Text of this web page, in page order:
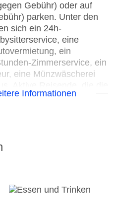
Gebühr) oder auf
parken. Unter den
sich ein 24h-
eine
ein
Zimmerservice, ein
eine Münzwäscherei
möchten, werden
an.
Informationen